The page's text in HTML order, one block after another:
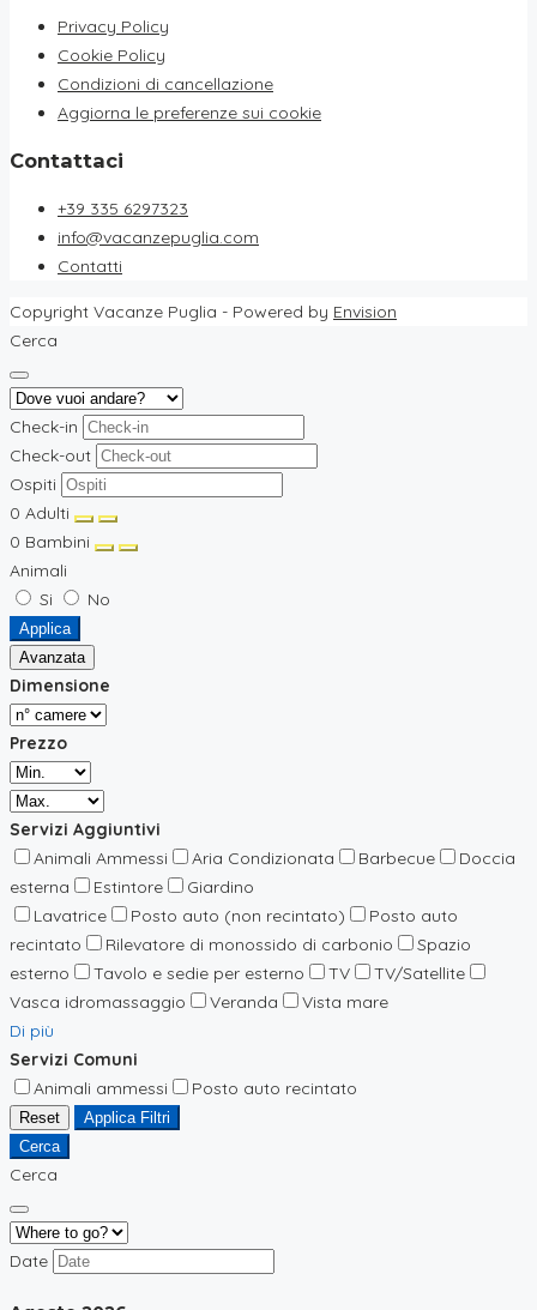
Privacy Policy
Cookie Policy
Condizioni di cancellazione
Aggiorna le preferenze sui cookie
Contattaci
+39 335 6297323
info@vacanzepuglia.com
Contatti
Copyright Vacanze Puglia - Powered by Envision
Cerca
Check-in
Check-out
Ospiti
0 Adulti
0 Bambini
Animali
Si
No
Applica
Avanzata
Dimensione
Prezzo
Servizi Aggiuntivi
Animali Ammessi
Aria Condizionata Barbecue
Doccia
esterna
Estintore
Giardino
Lavatrice
Posto auto (non recintato)
Posto auto
recintato
Rilevatore di monossido di carbonio
Spazio
esterno
Tavolo e sedie per esterno TV
TV/Satellite
Vasca idromassaggio
Veranda
Vista mare
Di più
Servizi Comuni
Animali ammessi
Posto auto recintato
Reset
Applica Filtri
Cerca
Cerca
Date